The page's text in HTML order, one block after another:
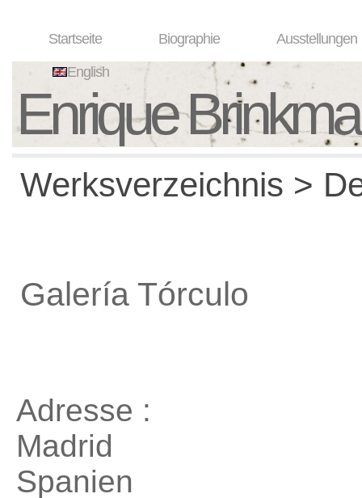
Startseite Biographie Ausstellungen
English
Enrique
Werksverzeichnis >
Galería Tórculo
Adresse :
Madrid
Spanien